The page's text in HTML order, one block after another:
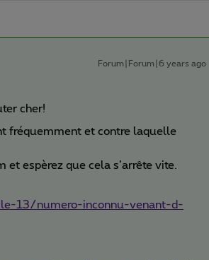
Forum|Forum|6 years ago
cher!
fréquemment et contre laquelle
et espèrez que cela s’arrête vite.
13/numero-inconnu-venant-d-